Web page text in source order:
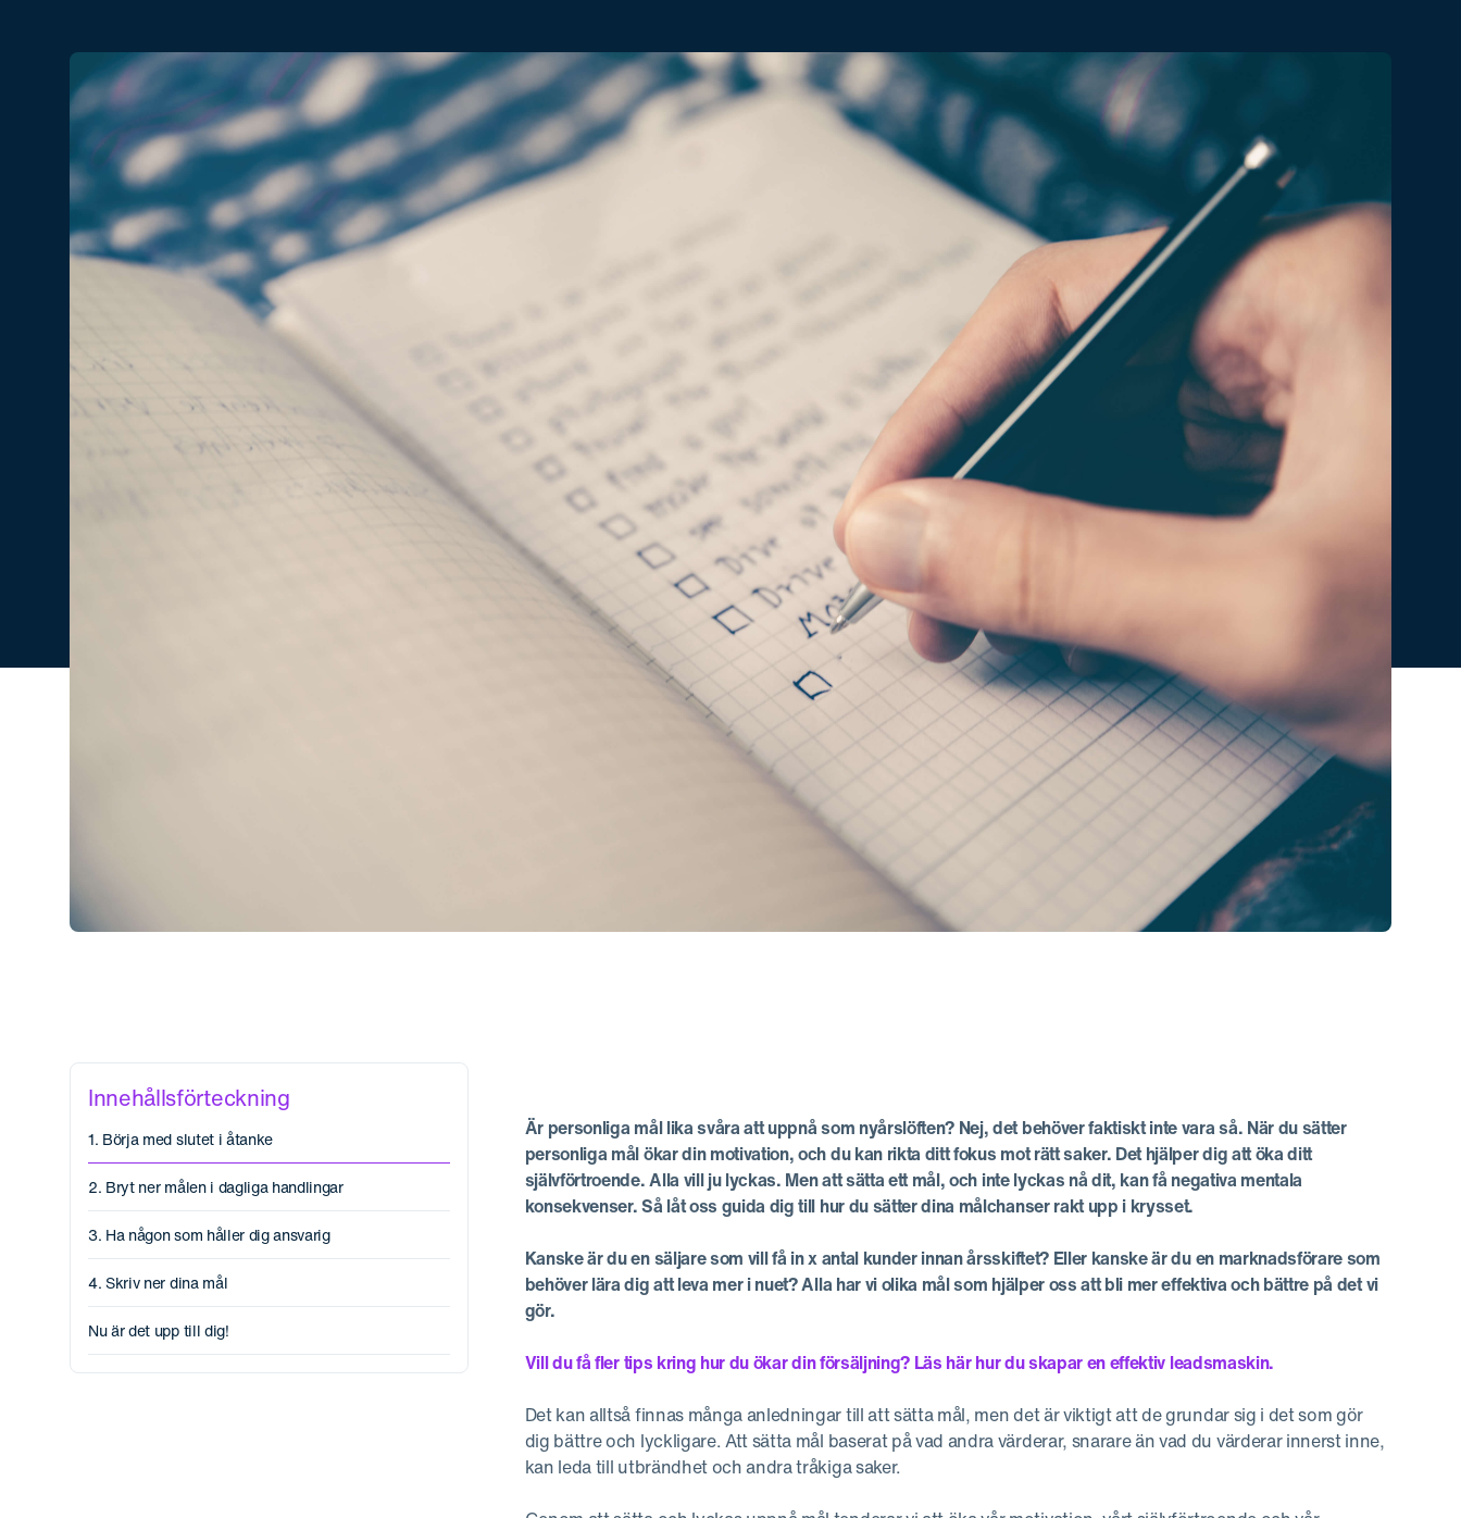
Innehållsförteckning
1. Börja med slutet i åtanke
2. Bryt ner målen i dagliga handlingar
3. Ha någon som håller dig ansvarig
4. Skriv ner dina mål
Nu är det upp till dig!
Är personliga mål lika svåra att uppnå som nyårslöften? Nej, det behöver faktiskt inte vara så. När du sätter
personliga mål ökar din motivation, och du kan rikta ditt fokus mot rätt saker. Det hjälper dig att öka ditt
självförtroende. Alla vill ju lyckas. Men att sätta ett mål, och inte lyckas nå dit, kan få negativa mentala
konsekvenser. Så låt oss guida dig till hur du sätter dina målchanser rakt upp i krysset.
Kanske är du en säljare som vill få in x antal kunder innan årsskiftet? Eller kanske är du en marknadsförare som
behöver lära dig att leva mer i nuet? Alla har vi olika mål som hjälper oss att bli mer effektiva och bättre på det vi
gör.
Vill du få fler tips kring hur du ökar din försäljning? Läs här hur du skapar en effektiv leadsmaskin.
Det kan alltså finnas många anledningar till att sätta mål, men det är viktigt att de grundar sig i det som gör
dig bättre och lyckligare. Att sätta mål baserat på vad andra värderar, snarare än vad du värderar innerst inne,
kan leda till utbrändhet och andra tråkiga saker.